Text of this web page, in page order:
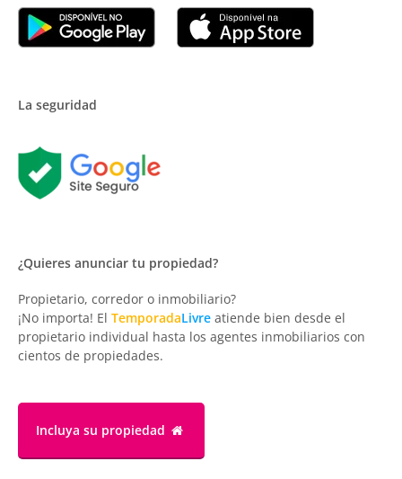
La seguridad
¿Quieres anunciar tu propiedad?
Propietario, corredor o inmobiliario?
¡No importa! El TemporadaLivre atiende bien desde el
propietario individual hasta los agentes inmobiliarios con
cientos de propiedades.
Incluya su propiedad